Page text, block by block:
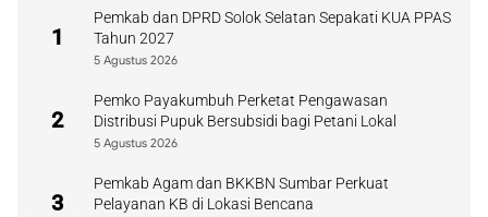
1
Pemkab dan DPRD Solok Selatan Sepakati KUA PPAS
Tahun 2027
5 Agustus 2026
2
Pemko Payakumbuh Perketat Pengawasan
Distribusi Pupuk Bersubsidi bagi Petani Lokal
5 Agustus 2026
3
Pemkab Agam dan BKKBN Sumbar Perkuat
Pelayanan KB di Lokasi Bencana